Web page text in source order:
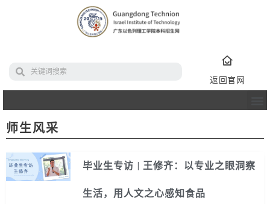
返回官网
师生风采
毕业生专访 | 王修齐：以专业之眼洞察
生活，用人文之心感知食品